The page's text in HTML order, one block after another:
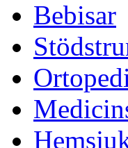
Bebisar